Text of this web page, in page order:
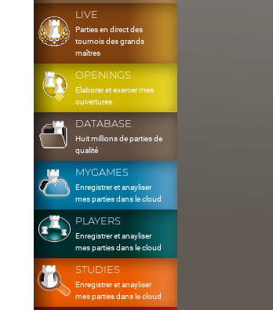
LIVE
Parties en direct des
tournois des grands
maîtres
OPENINGS
Elaborer et exercer mes
ouvertures
DATABASE
Huit millions de parties de
qualité
MYGAMES
Enregistrer et anayliser
mes parties dans le cloud
PLAYERS
Enregistrer et anayliser
mes parties dans le cloud
STUDIES
Enregistrer et anayliser
mes parties dans le cloud